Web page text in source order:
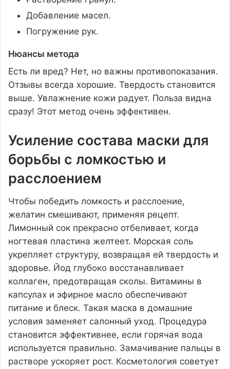
Добавление масел.
Погружение рук.
Нюансы метода
Есть ли вред? Нет, но важны противопоказания.
Отзывы всегда хорошие. Твердость становится
выше. Увлажнение кожи радует. Польза видна
сразу! Этот метод очень эффективен.
Усиление состава маски для
борьбы с ломкостью и
расслоением
Чтобы победить ломкость и расслоение,
желатин смешивают, применяя рецепт.
Лимонный сок прекрасно отбеливает, когда
ногтевая пластина желтеет. Морская соль
укрепляет структуру, возвращая ей твердость и
здоровье. Йод глубоко восстанавливает
коллаген, предотвращая сколы. Витамины в
капсулах и эфирное масло обеспечивают
питание и блеск. Такая маска в домашние
условия заменяет салонный уход. Процедура
становится эффективнее, если горячая вода
используется правильно. Замачивание пальцы в
растворе ускоряет рост. Косметология советует